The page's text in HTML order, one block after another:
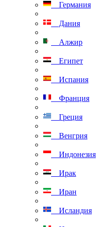
Германия
Дания
Алжир
Египет
Испания
Франция
Греция
Венгрия
Индонезия
Ирак
Иран
Исландия